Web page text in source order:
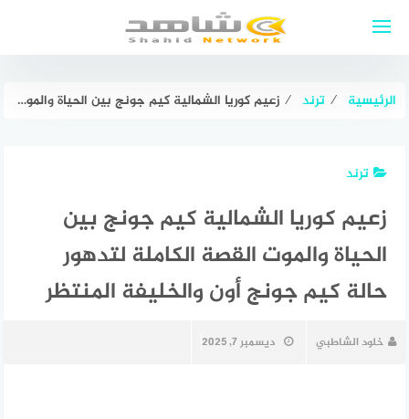
الرئيسية ⁄ ترند ⁄ زعيم كوريا الشمالية كيم جونج بين الحياة والموت القصة الكاملة لتدهور حالة كيم جونج أون والخليفة المنتظر
ترند
زعيم كوريا الشمالية كيم جونج بين
الحياة والموت القصة الكاملة لتدهور
حالة كيم جونج أون والخليفة المنتظر
خلود الشاطبي ديسمبر 7, 2025